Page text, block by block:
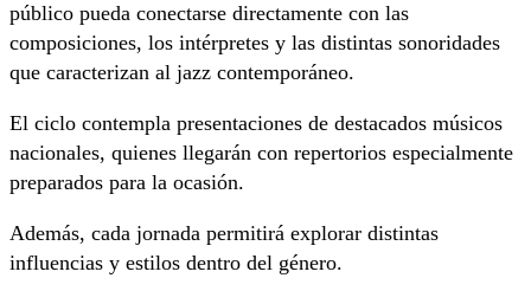
público pueda conectarse directamente con las
composiciones, los intérpretes y las distintas sonoridades
que caracterizan al jazz contemporáneo.
El ciclo contempla presentaciones de destacados músicos
nacionales, quienes llegarán con repertorios especialmente
preparados para la ocasión.
Además, cada jornada permitirá explorar distintas
influencias y estilos dentro del género.